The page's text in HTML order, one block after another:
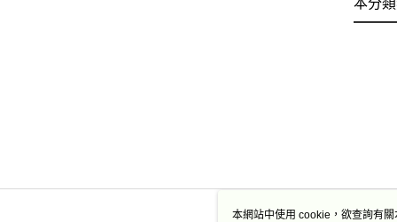
本網站中使用 cookie，欲查詢有